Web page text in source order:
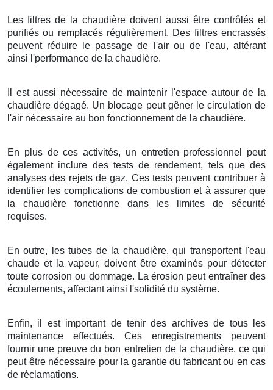
Les filtres de la chaudière doivent aussi être contrôlés et
purifiés ou remplacés régulièrement. Des filtres encrassés
peuvent réduire le passage de l'air ou de l'eau, altérant
ainsi l'performance de la chaudière.
Il est aussi nécessaire de maintenir l'espace autour de la
chaudière dégagé. Un blocage peut gêner le circulation de
l'air nécessaire au bon fonctionnement de la chaudière.
En plus de ces activités, un entretien professionnel peut
également inclure des tests de rendement, tels que des
analyses des rejets de gaz. Ces tests peuvent contribuer à
identifier les complications de combustion et à assurer que
la chaudière fonctionne dans les limites de sécurité
requises.
En outre, les tubes de la chaudière, qui transportent l'eau
chaude et la vapeur, doivent être examinés pour détecter
toute corrosion ou dommage. La érosion peut entraîner des
écoulements, affectant ainsi l'solidité du système.
Enfin, il est important de tenir des archives de tous les
maintenance effectués. Ces enregistrements peuvent
fournir une preuve du bon entretien de la chaudière, ce qui
peut être nécessaire pour la garantie du fabricant ou en cas
de réclamations.